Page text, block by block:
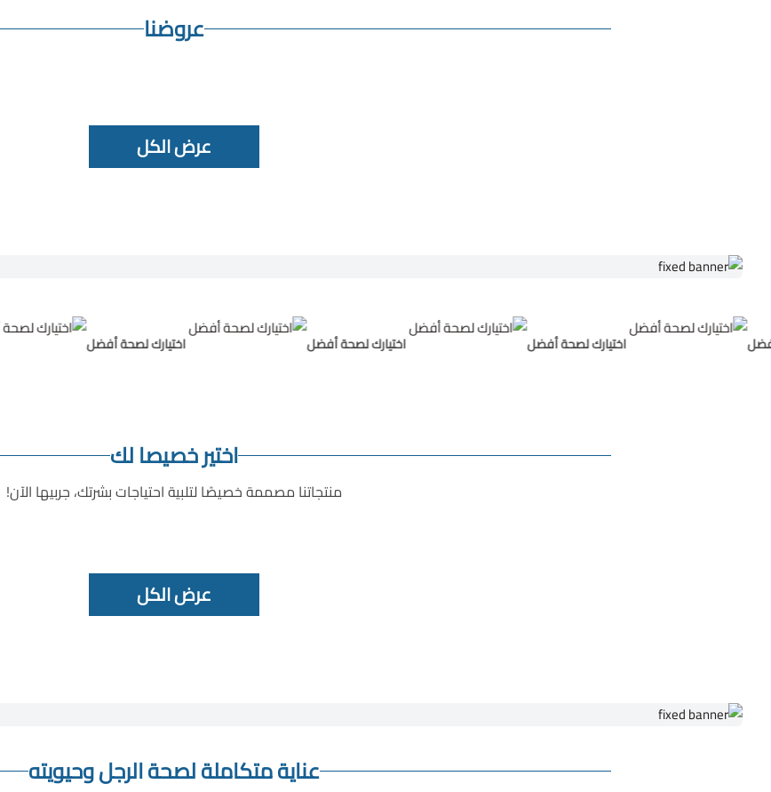
عروضنا
عرض الكل
اختيارك لصحة أفضل اختيارك لصحة أفضل اختيارك لصحة أفضل
اختير خصيصا لك
منتجاتنا مصممة خصيصًا لتلبية احتياجات بشرتك، جربيها الآن!
عرض الكل
عناية متكاملة لصحة الرجل وحيويته